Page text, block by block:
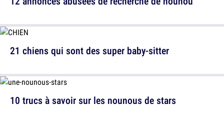
10 trucs à savoir sur les nounous de stars
21 chiens qui sont des super baby-sitter